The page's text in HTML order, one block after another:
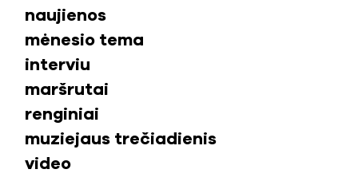
naujienos
mėnesio tema
interviu
maršrutai
renginiai
muziejaus trečiadienis
video